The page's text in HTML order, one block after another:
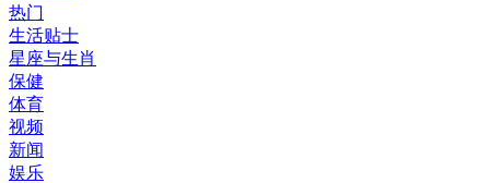
热门
生活贴士
星座与生肖
保健
体育
视频
新闻
娱乐